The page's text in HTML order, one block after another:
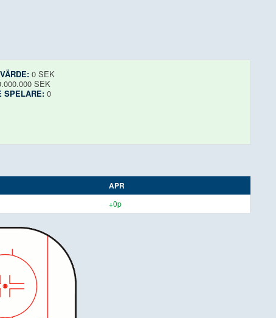
0 SEK
SEK
SPELARE: 0
APR
+0p